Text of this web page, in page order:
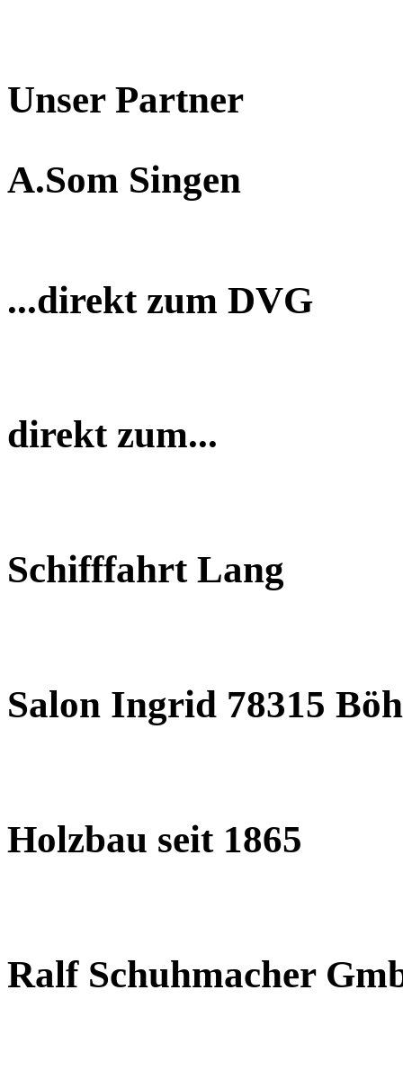
Unser Partner
A.Som Singen
...direkt zum DVG
direkt zum...
Schifffahrt Lang
Salon Ingrid 78315
Holzbau seit 1865
Ralf Schuhmacher